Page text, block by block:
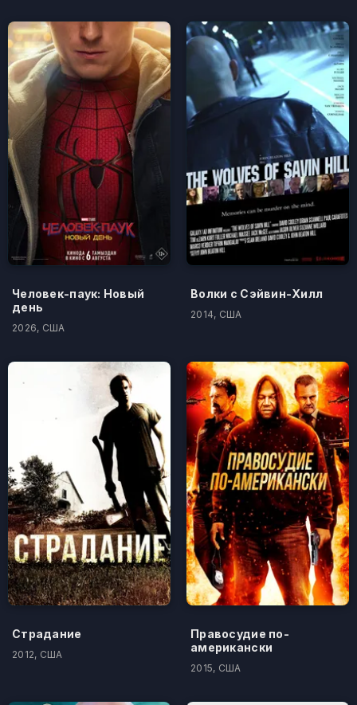
Человек-паук: Новый
день
2026, США
Волки с Сэйвин-Хилл
2014, США
Страдание
2012, США
Правосудие по-
американски
2015, США